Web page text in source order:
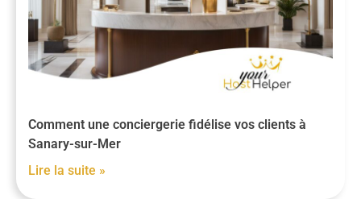
Comment une conciergerie fidélise vos clients à
Sanary-sur-Mer
Lire la suite »